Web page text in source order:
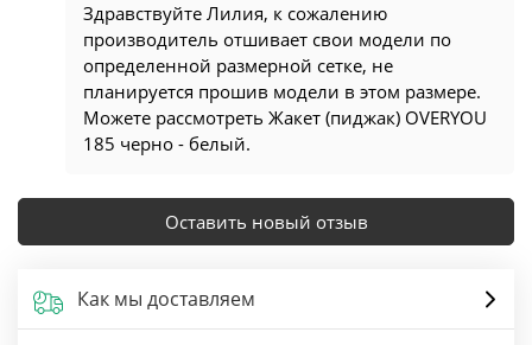
Здравствуйте Лилия, к сожалению
производитель отшивает свои модели по
определенной размерной сетке, не
планируется прошив модели в этом размере.
Можете рассмотреть Жакет (пиджак) OVERYOU
185 черно - белый.
Оставить новый отзыв
Как мы доставляем